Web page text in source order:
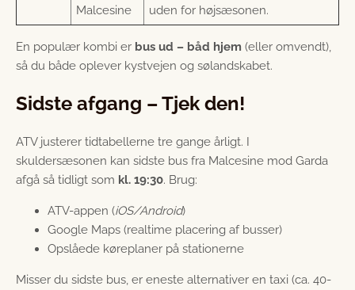
Malcesine
uden for højsæsonen.
En populær kombi er bus ud – båd hjem (eller omvendt),
så du både oplever kystvejen og sølandskabet.
Sidste afgang – Tjek den!
ATV justerer tidtabellerne tre gange årligt. I
skuldersæsonen kan sidste bus fra Malcesine mod Garda
afgå så tidligt som kl. 19:30. Brug:
ATV-appen (iOS/Android)
Google Maps (realtime placering af busser)
Opslåede køreplaner på stationerne
Misser du sidste bus, er eneste alternativer en taxi (ca. 40-